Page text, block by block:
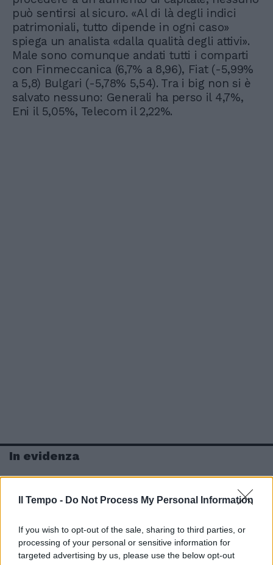
Il Tempo - Do Not Process My Personal Information
If you wish to opt-out of the sale, sharing to third parties, or
processing of your personal or sensitive information for
targeted advertising by us, please use the below opt-out
può sentirsi al sicuro. «Al di là degli indici
patrimoniali, tutto dipende in ogni caso»
spiega un analista «dalla qualità degli attivi».
Male sono comunque andati tutti i comparti
con Finmeccanica (6,7% a 8,96), Fiat (-5,99%
a 5,8) Bulgari (-5,78% 5,54). Tra i big non si è
salvato nessuno: Generali ha perso il 4,7%,
Eni il 5,05%, Telecom il 2,22%.
In evidenza